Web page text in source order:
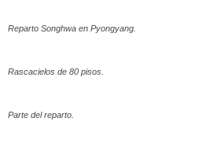
Reparto Songhwa en Pyongyang.
Rascacielos de 80 pisos.
Parte del reparto.